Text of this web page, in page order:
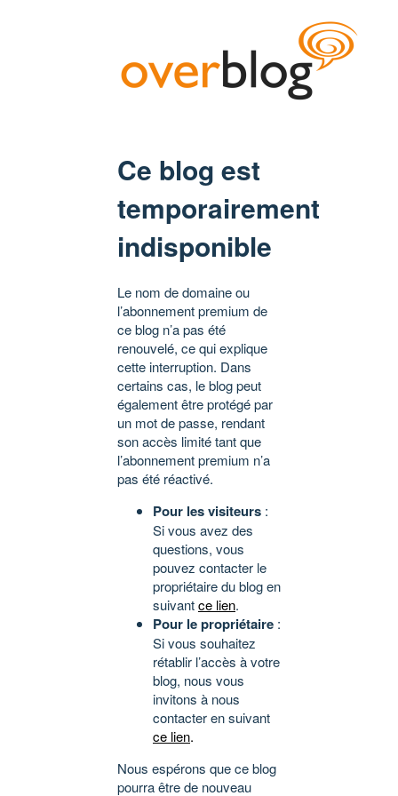
Ce blog est
temporairement
indisponible
Le nom de domaine ou
l’abonnement premium de
ce blog n’a pas été
renouvelé, ce qui explique
cette interruption. Dans
certains cas, le blog peut
également être protégé par
un mot de passe, rendant
son accès limité tant que
l’abonnement premium n’a
pas été réactivé.
Pour les visiteurs :
Si vous avez des
questions, vous
pouvez contacter le
propriétaire du blog en
suivantce lien.
Pour le propriétaire :
Si vous souhaitez
rétablir l’accès à votre
blog, nous vous
invitons à nous
contacter en suivant
ce lien.
Nous espérons que ce blog
pourra être de nouveau